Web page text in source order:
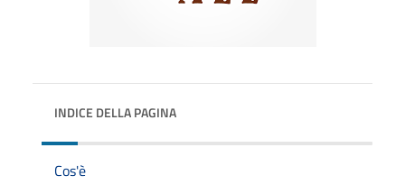
INDICE DELLA PAGINA
Cos'è